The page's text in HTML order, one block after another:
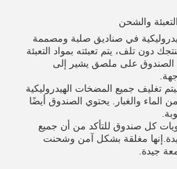
والشحن
في صناديق صلبة ومصممة
دون تلف، يتم تعبئته بمواد التعبئة
الصندوق على ملصق يشير إلى
تغليف جميع المضخات الهيدروليكية
الماء والغبار. يحتوي الصندوق أيضًا
كل صندوق للتأكد من أن جميع
مغلقة بشكل آمن وشحنت
جيدة.